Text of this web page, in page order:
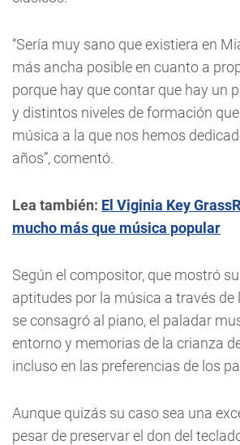
“Sería muy sano que existiera en
más ancha posible en cuanto a
porque hay que contar que hay un
y distintos niveles de formación
música a la que nos hemos
años”, comentó.
Lea también: El Viginia Key
mucho más que música popular
Según el compositor, que mostró
aptitudes por la música a través de
se consagró al piano, el paladar
entorno y memorias de la crianza
incluso en las preferencias de los
Aunque quizás su caso sea una
pesar de preservar el don del